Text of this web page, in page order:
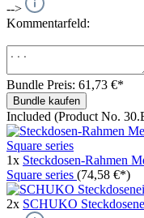
-->
Kommentarfeld:
Bundle Preis: 61,73 €*
Bundle kaufen
Included (Product No.
1x Steckdosen-Rahmen
Square series (74,58 €*)
2x SCHUKO